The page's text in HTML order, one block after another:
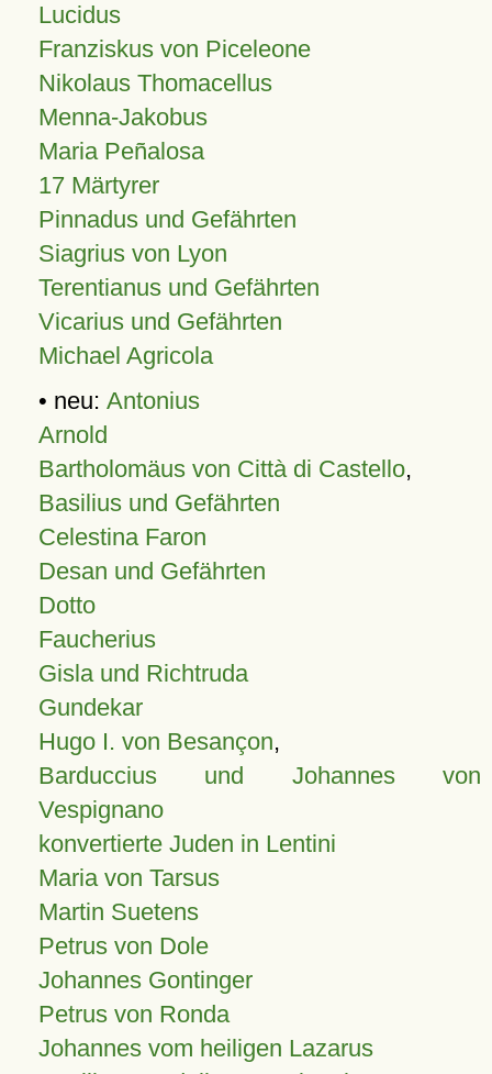
Lucidus
Franziskus von Piceleone
Nikolaus Thomacellus
Menna-Jakobus
Maria Peñalosa
17 Märtyrer
Pinnadus und Gefährten
Siagrius von Lyon
Terentianus und Gefährten
Vicarius und Gefährten
Michael Agricola
• neu: Antonius
Arnold
Bartholomäus von Città di Castello,
Basilius und Gefährten
Celestina Faron
Desan und Gefährten
Dotto
Faucherius
Gisla und Richtruda
Gundekar
Hugo I. von Besançon,
Barduccius und Johannes von
Vespignano
konvertierte Juden in Lentini
Maria von Tarsus
Martin Suetens
Petrus von Dole
Johannes Gontinger
Petrus von Ronda
Johannes vom heiligen Lazarus